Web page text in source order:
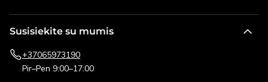
Susisiekite su mumis
+37065973190
Pir–Pen 9:00–17:00